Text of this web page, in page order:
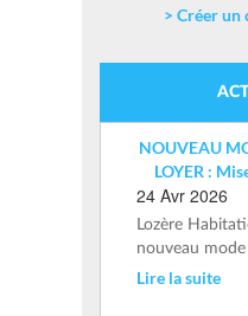
> Créer un
NOUVEAU
LOYER :
24 Avr 2026
Lozère
nouveau
Lire la suite